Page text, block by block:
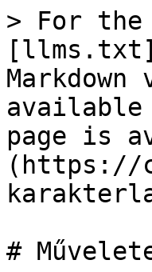
> For the
available
page is
(https://
#